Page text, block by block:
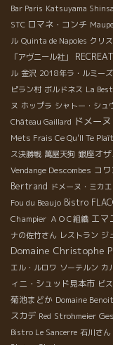
Bar Paris Katsuyama
STC ロマネ・コンチ
ル Quinta de Napoles クリ
「アヴニール社」
ル 金沢 2018年ラ・ルミーズ
ピラン村 ボルドネス La
ヌ ホップラ シャトー・シュ
Château Gaillard ドメー
Mets Frais Ce Qu'Il Te Plaît
ス決勝戦 萬屋天狗 銀座オザ
Vendange Descombes コ
Bertrand ドメーヌ・ミカ
Fou du Beaujo Bistro
Champier ＡＯＣ組織 エマ
ナの佐竹さん レストラン ジ
Domaine Christophe
エル・ルロワ ソーテルン カ
ィニ・シュッド見本市 ビ
菊池まどか Domaine
スカデ Red Strohmeier
Bistro Le Sancerre 石川さん